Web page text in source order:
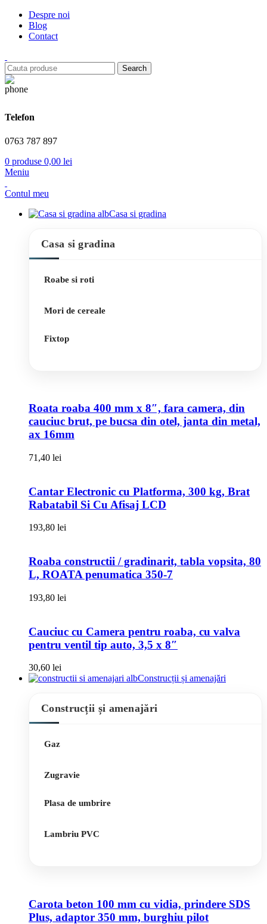
Despre noi
Blog
Contact
Search
Telefon
0763 787 897
0 produse 0,00 lei
Meniu
Contul meu
Casa si gradina
Casa si gradina
Roabe si roti
Mori de cereale
Fixtop
Roata roaba 400 mm x 8″, fara camera, din
cauciuc brut, pe bucsa din otel, janta din metal,
ax 16mm
71,40 lei
Cantar Electronic cu Platforma, 300 kg, Brat
Rabatabil Si Cu Afisaj LCD
193,80 lei
Roaba constructii / gradinarit, tabla vopsita, 80
L, ROATA penumatica 350-7
193,80 lei
Cauciuc cu Camera pentru roaba, cu valva
pentru ventil tip auto, 3,5 x 8″
30,60 lei
Construcții și amenajări
Construcții și amenajări
Gaz
Zugravie
Plasa de umbrire
Lambriu PVC
Carota beton 100 mm cu vidia, prindere SDS
Plus, adaptor 350 mm, burghiu pilot